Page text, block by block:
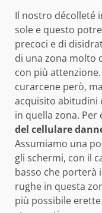
Il nostro décolleté
sole e questo
precoci e di
di una zona molto
con più
curarcene però,
acquisito abitudini
in quella zona. Per
del cellulare
Assumiamo una
gli schermi, con il
basso che porterà
rughe in questa
più possibile